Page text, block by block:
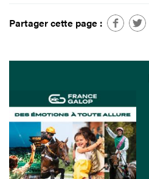
Partager cette page :